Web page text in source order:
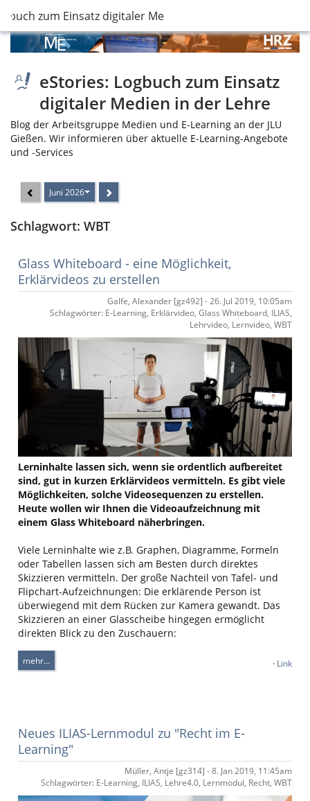
zum Einsatz digitaler Medien in der Lehre
eStories: Logbuch zum Einsatz
digitaler Medien in der Lehre
Blog der Arbeitsgruppe Medien und E-Learning an der JLU
Gießen. Wir informieren über aktuelle E-Learning-Angebote
und -Services
Juni 2026
Schlagwort: WBT
Glass Whiteboard - eine Möglichkeit,
Erklärvideos zu erstellen
Galfe, Alexander [gz492] - 26. Jul 2019, 10:05am
Schlagwörter: E-Learning, Erklärvideo, Glass Whiteboard, ILIAS,
Lehrvideo, Lernvideo, WBT
Lerninhalte lassen sich, wenn sie ordentlich aufbereitet
sind, gut in kurzen Erklärvideos vermitteln. Es gibt viele
Möglichkeiten, solche Videosequenzen zu erstellen.
Heute wollen wir Ihnen die Videoaufzeichnung mit
einem Glass Whiteboard näherbringen.
Viele Lerninhalte wie z.B. Graphen, Diagramme, Formeln
oder Tabellen lassen sich am Besten durch direktes
Skizzieren vermitteln. Der große Nachteil von Tafel- und
Flipchart-Aufzeichnungen: Die erklärende Person ist
überwiegend mit dem Rücken zur Kamera gewandt. Das
Skizzieren an einer Glasscheibe hingegen ermöglicht
direkten Blick zu den Zuschauern:
mehr… · Link
Neues ILIAS-Lernmodul zu "Recht im E-
Learning"
Müller, Antje [gz314] - 8. Jan 2019, 11:45am
Schlagwörter: E-Learning, ILIAS, Lehre4.0, Lernmodul, Recht, WBT